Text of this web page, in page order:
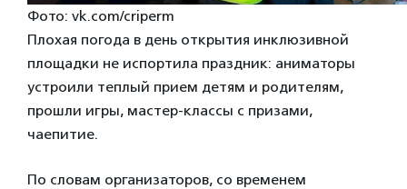
Фото: vk.com/criperm
Плохая погода в день открытия инклюзивной
площадки не испортила праздник: аниматоры
устроили теплый прием детям и родителям,
прошли игры, мастер-классы с призами,
чаепитие.
По словам организаторов, со временем